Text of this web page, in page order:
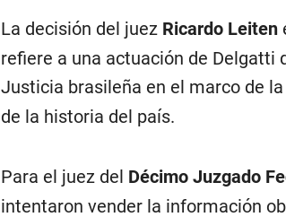
La decisión del juez Ricardo Leiten
refiere a una actuación de Delgatti
Justicia brasileña en el marco de la
de la historia del país.
Para el juez del Décimo Juzgado
intentaron vender la información